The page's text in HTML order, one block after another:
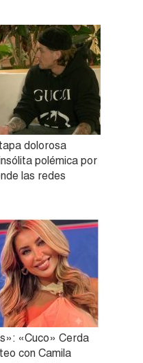
dolorosa
polémica por
las redes
«Cuco» Cerda
con Camila